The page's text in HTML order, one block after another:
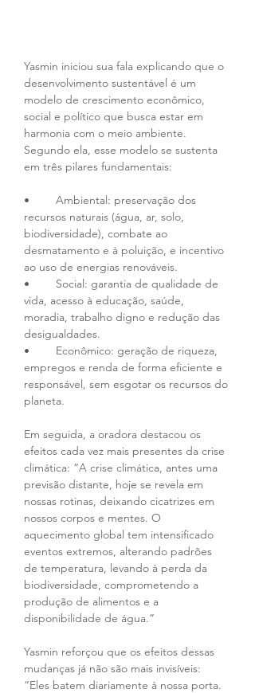
Yasmin iniciou sua fala explicando que o
desenvolvimento sustentável é um
modelo de crescimento econômico,
social e político que busca estar em
harmonia com o meio ambiente.
Segundo ela, esse modelo se sustenta
em três pilares fundamentais:
•	Ambiental: preservação dos
recursos naturais (água, ar, solo,
biodiversidade), combate ao
desmatamento e à poluição, e incentivo
ao uso de energias renováveis.
•	Social: garantia de qualidade de
vida, acesso à educação, saúde,
moradia, trabalho digno e redução das
desigualdades.
•	Econômico: geração de riqueza,
empregos e renda de forma eficiente e
responsável, sem esgotar os recursos do
planeta.
Em seguida, a oradora destacou os
efeitos cada vez mais presentes da crise
climática: “A crise climática, antes uma
previsão distante, hoje se revela em
nossas rotinas, deixando cicatrizes em
nossos corpos e mentes. O
aquecimento global tem intensificado
eventos extremos, alterando padrões
de temperatura, levando à perda da
biodiversidade, comprometendo a
produção de alimentos e a
disponibilidade de água.”
Yasmin reforçou que os efeitos dessas
mudanças já não são mais invisíveis:
“Eles batem diariamente à nossa porta.